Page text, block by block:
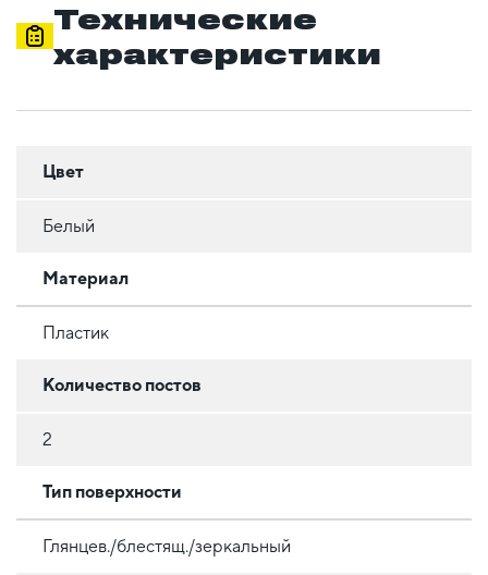
Технические
характеристики
Цвет
Белый
Материал
Пластик
Количество постов
2
Тип поверхности
Глянцев./блестящ./зеркальный